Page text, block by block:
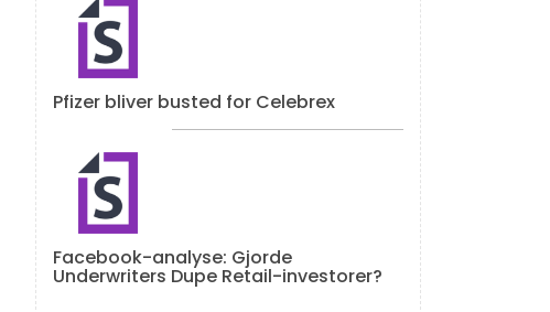
Pfizer bliver busted for Celebrex
Facebook-analyse: Gjorde
Underwriters Dupe Retail-investorer?